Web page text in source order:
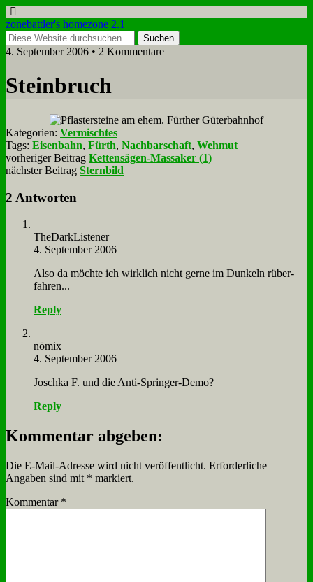
zonebattler's homezone 2.1
4. September 2006 • 2 Kommentare
Stein­bruch
Kategorien: Vermischtes
Tags: Eisenbahn, Fürth, Nachbarschaft, Wehmut
vorheriger Beitrag Kettensägen-Massaker (1)
nächster Beitrag Sternbild
2 Antworten
The­Dark­Li­ste­ner
4. September 2006
Al­so da möch­te ich wirk­lich nicht ger­ne im Dun­keln rü­ber­
fah­ren...
Reply
nö­mix
4. September 2006
Josch­ka F. und die An­ti-Sprin­ger-De­mo?
Reply
Kommentar abgeben:
Die E-Mail-Adresse wird nicht veröffentlicht. Erforderliche
Angaben sind mit * markiert.
Kommentar *